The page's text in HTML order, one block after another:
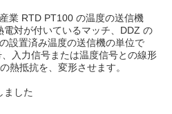
業 RTD PT100 の温度の送信機
対が付いているマッチ、DDZ の
設置済み温度の送信機の単位で
入力信号または温度信号との線形
熱抵抗を、変形させます。
ました